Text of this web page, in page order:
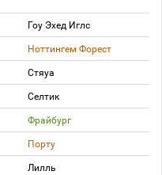
Гоу Эхед Иглс
Ноттингем Форест
Стяуа
Селтик
Фрайбург
Порту
Лилль